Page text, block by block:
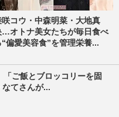
咲コウ・中森明菜・大地真
…オトナ美女たちが毎日食べ
“偏愛美容食”を管理栄養...
「ご飯とブロッコリーを固
てさんが...